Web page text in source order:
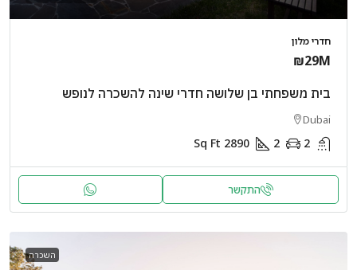
חדרי מלון
₪29M
בית משפחתי בן שלושה חדרי שינה להשכרה לנופש
Dubai
2
2
2890
Sq Ft
התקשר
השכרה